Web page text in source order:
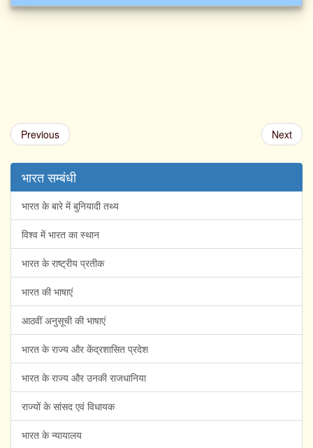
Previous Next
भारत सम्बंधी
भारत के बारे में बुनियादी तथ्य
विश्व में भारत का स्थान
भारत के राष्ट्रीय प्रतीक
भारत की भाषाएं
आठवीं अनुसूची की भाषाएं
भारत के राज्य और केंद्रशासित प्रदेश
भारत के राज्य और उनकी राजधानिया
राज्यों के सांसद एवं विधायक
भारत के न्यायालय